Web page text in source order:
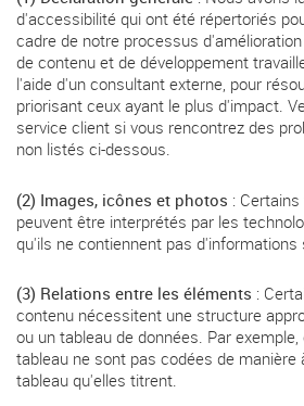
d'accessibilité qui ont été répertoriés
cadre de notre processus
de contenu et de développement
l'aide d'un consultant externe, pour
priorisant ceux ayant le plus d'impact.
service client si vous rencontrez des
non listés ci-dessous.
(2) Images, icônes et photos :
peuvent être interprétés par les
qu'ils ne contiennent pas d'informations
(3) Relations entre les éléments :
contenu nécessitent une structure
ou un tableau de données. Par
tableau ne sont pas codées de
tableau qu'elles titrent.